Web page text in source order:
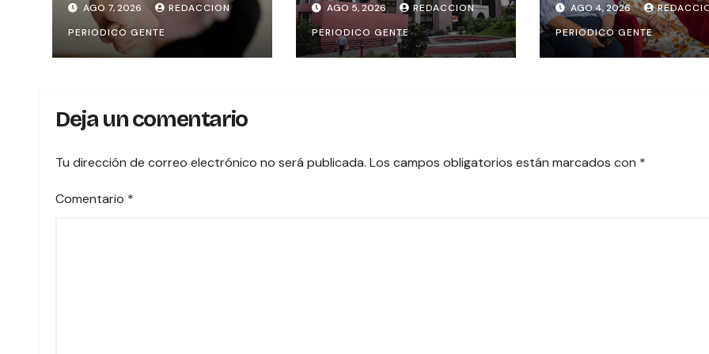
protección
AGO 7, 2026
REDACCION
PERIODICO GENTE
sistema “Matrimonio
en Línea” para los
notarios del país
AGO 5, 2026
REDACCION
PERIODICO GENTE
VOTO DE LAS
MUJERES , INAMU
BRINDA
AGO 4, 2026
PERIODICO GENTE
Deja un comentario
Tu dirección de correo electrónico no será publicada. Los campos obligatorios están marcados con *
Comentario *